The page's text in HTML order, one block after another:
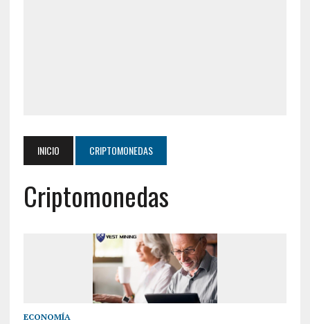
INICIO CRIPTOMONEDAS
Criptomonedas
ECONOMÍA